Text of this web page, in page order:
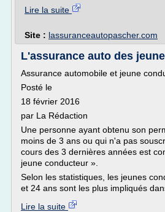
Lire la suite
Site : lassuranceautopascher.com
L'assurance auto des
Assurance automobile et jeune
Posté le
18 février 2016
par La Rédaction
Une personne ayant obtenu son
moins de 3 ans ou qui n'a pas
cours des 3 dernières années est
jeune conducteur ».
Selon les statistiques, les jeunes
et 24 ans sont les plus impliqués
Lire la suite